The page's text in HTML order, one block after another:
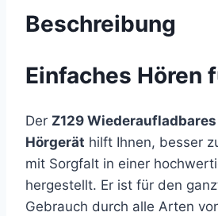
Beschreibung
Einfaches Hören
Der Z129
Hörgerät hilft Ihnen, besser
mit Sorgfalt in einer
hergestellt. Er ist für den
Gebrauch durch alle Arten